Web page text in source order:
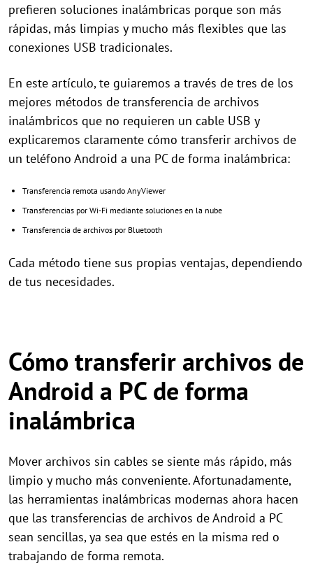
prefieren soluciones inalámbricas porque son más
rápidas, más limpias y mucho más flexibles que las
conexiones USB tradicionales.
En este artículo, te guiaremos a través de tres de los
mejores métodos de transferencia de archivos
inalámbricos que no requieren un cable USB y
explicaremos claramente cómo transferir archivos de
un teléfono Android a una PC de forma inalámbrica:
Transferencia remota usando AnyViewer
Transferencias por Wi-Fi mediante soluciones en la nube
Transferencia de archivos por Bluetooth
Cada método tiene sus propias ventajas, dependiendo
de tus necesidades.
Cómo transferir archivos de
Android a PC de forma
inalámbrica
Mover archivos sin cables se siente más rápido, más
limpio y mucho más conveniente. Afortunadamente,
las herramientas inalámbricas modernas ahora hacen
que las transferencias de archivos de Android a PC
sean sencillas, ya sea que estés en la misma red o
trabajando de forma remota.